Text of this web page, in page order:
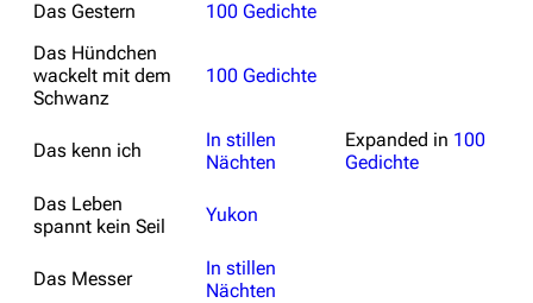
Das Gestern
100 Gedichte
Das Hündchen
wackelt mit dem
Schwanz
100 Gedichte
Das kenn ich
In stillen
Nächten
Expanded in 100
Gedichte
Das Leben
spannt kein Seil
Yukon
Das Messer
In stillen
Nächten